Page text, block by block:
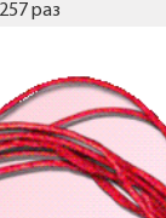
раз